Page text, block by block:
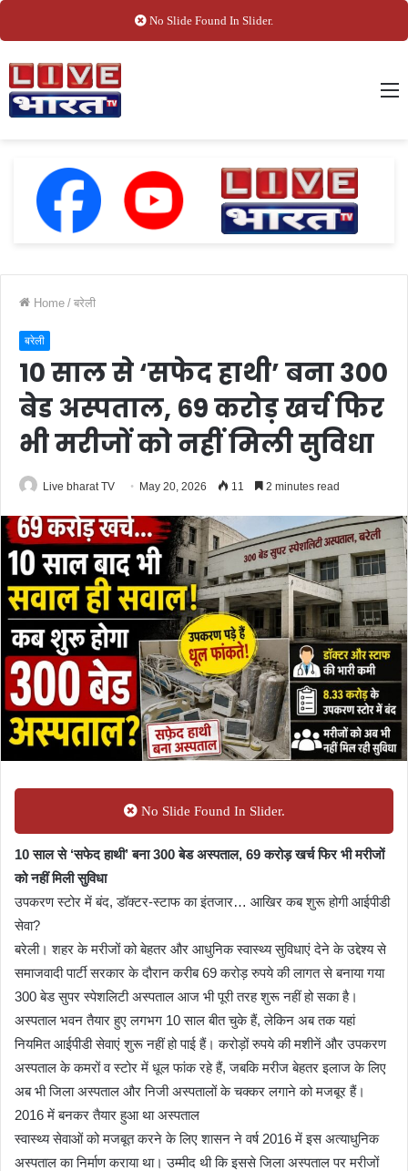
No Slide Found In Slider.
Home / बरेली
बरेली
10 साल से ‘सफेद हाथी’ बना 300
बेड अस्पताल, 69 करोड़ खर्च फिर
भी मरीजों को नहीं मिली सुविधा
Live bharat TV May 20, 2026 11 2 minutes read
No Slide Found In Slider.
10 साल से ‘सफेद हाथी’ बना 300 बेड अस्पताल, 69 करोड़ खर्च फिर भी मरीजों
को नहीं मिली सुविधा
उपकरण स्टोर में बंद, डॉक्टर-स्टाफ का इंतजार… आखिर कब शुरू होगी आईपीडी
सेवा?
बरेली। शहर के मरीजों को बेहतर और आधुनिक स्वास्थ्य सुविधाएं देने के उद्देश्य से
समाजवादी पार्टी सरकार के दौरान करीब 69 करोड़ रुपये की लागत से बनाया गया
300 बेड सुपर स्पेशलिटी अस्पताल आज भी पूरी तरह शुरू नहीं हो सका है।
अस्पताल भवन तैयार हुए लगभग 10 साल बीत चुके हैं, लेकिन अब तक यहां
नियमित आईपीडी सेवाएं शुरू नहीं हो पाई हैं। करोड़ों रुपये की मशीनें और उपकरण
अस्पताल के कमरों व स्टोर में धूल फांक रहे हैं, जबकि मरीज बेहतर इलाज के लिए
अब भी जिला अस्पताल और निजी अस्पतालों के चक्कर लगाने को मजबूर हैं।
2016 में बनकर तैयार हुआ था अस्पताल
स्वास्थ्य सेवाओं को मजबूत करने के लिए शासन ने वर्ष 2016 में इस अत्याधुनिक
अस्पताल का निर्माण कराया था। उम्मीद थी कि इससे जिला अस्पताल पर मरीजों